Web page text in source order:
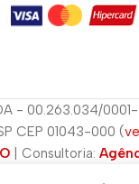
- 00.263.034/
CEP 01043-000 (
| Consultoria: